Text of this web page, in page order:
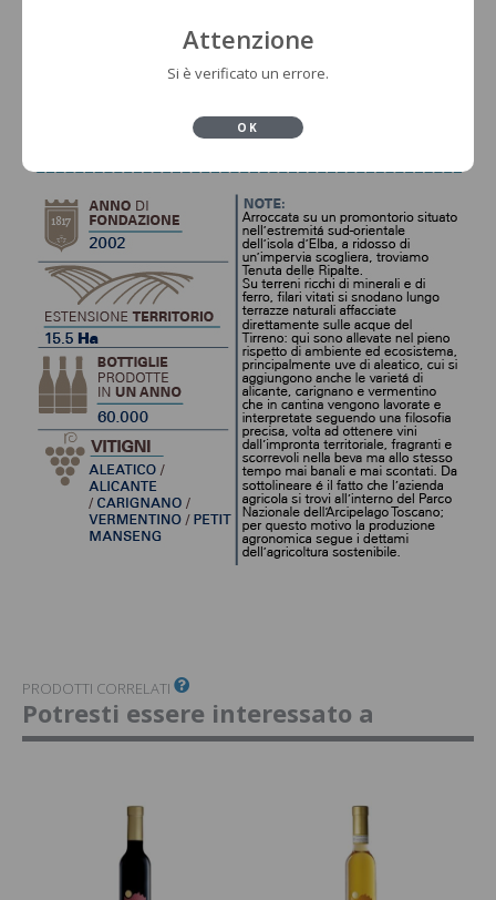
PRODOTTI CORRELATI
Potresti essere interessato a
Attenzione
Si è verificato un errore.
OK